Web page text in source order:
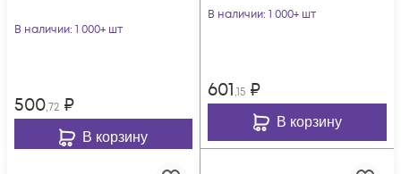
В наличии: 1 000+ шт
500,72 ₽
В корзину
BMM1010
В наличии: 1 000+ шт
601,15 ₽
В корзину